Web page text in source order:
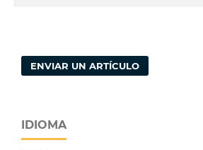
ENVIAR UN ARTÍCULO
IDIOMA